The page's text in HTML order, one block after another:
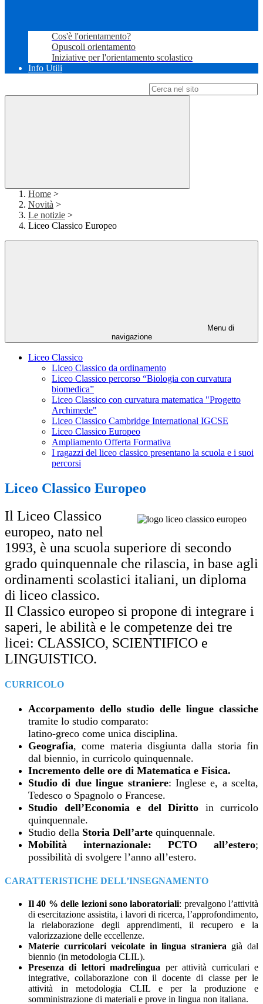
Cos'è l'orientamento?
Opuscoli orientamento
Iniziative per l'orientamento scolastico
Info Utili
Home >
Novità >
Le notizie >
Liceo Classico Europeo
Menu di
navigazione
Liceo Classico
Liceo Classico da ordinamento
Liceo Classico percorso “Biologia con curvatura
biomedica”
Liceo Classico con curvatura matematica "Progetto
Archimede"
Liceo Classico Cambridge International IGCSE
Liceo Classico Europeo
Ampliamento Offerta Formativa
I ragazzi del liceo classico presentano la scuola e i suoi
percorsi
Liceo Classico Europeo
Il Liceo Classico
europeo, nato nel
1993, è una scuola superiore di secondo
grado quinquennale che rilascia, in base agli
ordinamenti scolastici italiani, un diploma
di liceo classico.
Il Classico europeo si propone di integrare i
saperi, le abilità e le competenze dei tre
licei: CLASSICO, SCIENTIFICO e
LINGUISTICO.
CURRICOLO
Accorpamento dello studio delle lingue classiche
tramite lo studio comparato:
latino-greco come unica disciplina.
Geografia, come materia disgiunta dalla storia fin
dal biennio, in curricolo quinquennale.
Incremento delle ore di Matematica e Fisica.
Studio di due lingue straniere: Inglese e, a scelta,
Tedesco o Spagnolo o Francese.
Studio dell’Economia e del Diritto in curricolo
quinquennale.
Studio della Storia Dell’arte quinquennale.
Mobilità internazionale: PCTO all’estero;
possibilità di svolgere l’anno all’estero.
CARATTERISTICHE DELL’INSEGNAMENTO
Il 40 % delle lezioni sono laboratoriali: prevalgono l’attività
di esercitazione assistita, i lavori di ricerca, l’approfondimento,
la rielaborazione degli apprendimenti, il recupero e la
valorizzazione delle eccellenze.
Materie curricolari veicolate in lingua straniera già dal
biennio (in metodologia CLIL).
Presenza di lettori madrelingua per attività curriculari e
integrative, collaborazione con il docente di classe per le
attività in metodologia CLIL e per la produzione e
somministrazione di materiali e prove in lingua non italiana.